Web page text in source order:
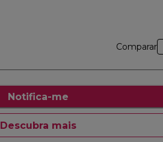
Comparar
Notifica-me
Descubra mais